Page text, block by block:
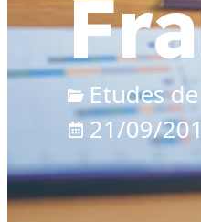
Etudes
21/09/